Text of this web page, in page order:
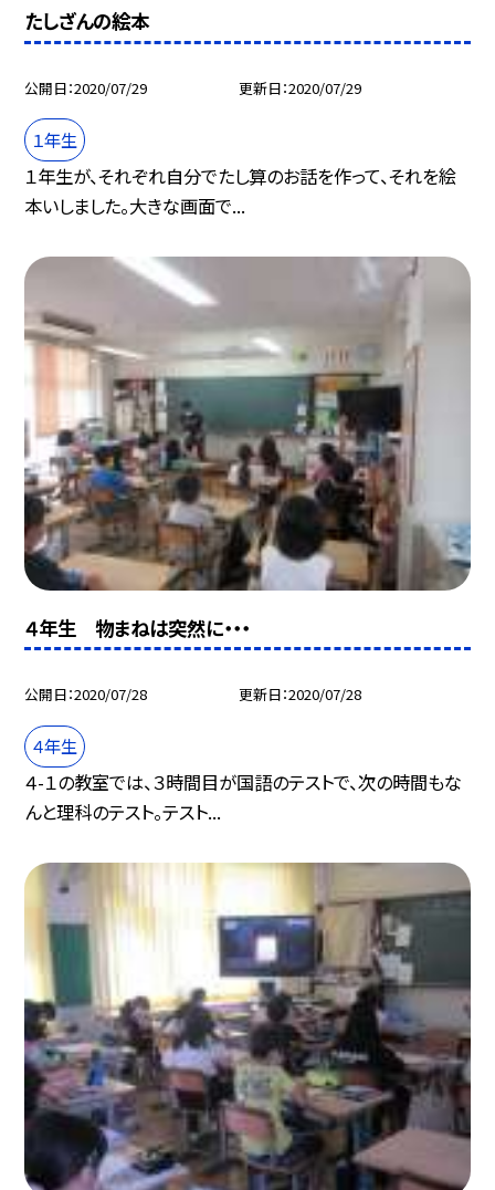
たしざんの絵本
公開日 2020/07/29 更新日 2020/07/29
１年生
１年生が、それぞれ自分でたし算のお話を作って、それを絵
本いしました。大きな画面で...
４年生 物まねは突然に・・・
公開日 2020/07/28 更新日 2020/07/28
４年生
４-１の教室では、３時間目が国語のテストで、次の時間もな
んと理科のテスト。テスト...